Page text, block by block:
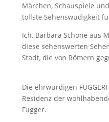
Märchen, Schauspiele
tollste Sehenswüdigkeit
Ich, Barbara Schöne aus
diese sehenswerten
Stadt, die von Römern
Die ehrwürdigen
Residenz der
Fugger.